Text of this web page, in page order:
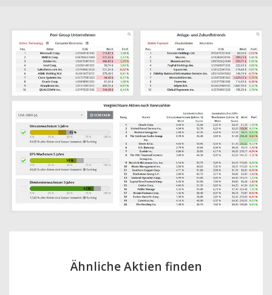
Ähnliche Aktien finden